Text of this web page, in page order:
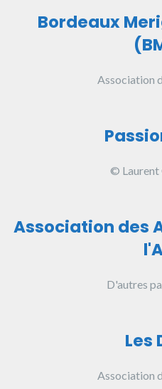
Bordeaux
Association
© Laurent
Association des
D'autres
Les
Association